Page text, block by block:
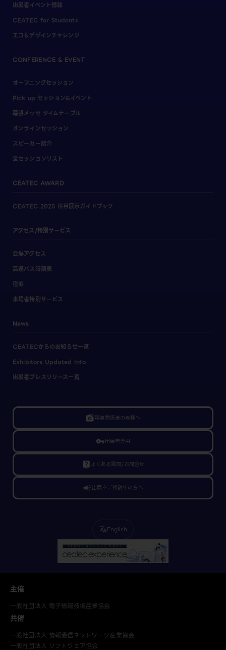
出展者イベント情報
CEATEC for Students
エコ＆デザインチャレンジ
CONFERENCE & EVENT
オープニングセッション
Pick up セッション&イベント
幕張メッセ タイムテーブル
オンラインセッション
スピーカー紹介
全セッションリスト
CEATEC AWARD
CEATEC 2025 注目展示ガイドブック
アクセス/特別サービス
会場アクセス
高速バス時刻表
宿泊
来場者特別サービス
News
CEATECからのお知らせ一覧
Exhibitors Updated Info
出展者プレスリリース一覧
linked_camera報道関係者の皆様へ
vpn_key出展者専用
live_help よくある質問/お問合せ
campaign出展をご検討中の方へ
translateEnglish
主催
一般社団法人 電子情報技術産業協会
共催
一般社団法人 情報通信ネットワーク産業協会
一般社団法人 ソフトウェア協会